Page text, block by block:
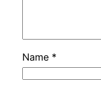
Name *